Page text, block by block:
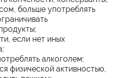
больше употреблять
если нет иных
алкоголем;
физической активностью,